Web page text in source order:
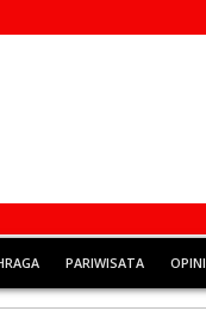
PARIWISATA OPINI